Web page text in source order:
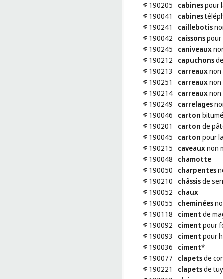
190205
cabinespour
190041
cabines
190241
caillebotis
190042
caissonspour
190245
caniveaux
190212
capuchons
190213
carreauxnon
190251
carreauxnon
190214 carreauxnon
190249
carrelages
190046
carton
190201
carton de
190045
carton pour
190215
caveauxnon
190048
chamotte
190050
charpentes
190210
châssisde
190052
chaux
190055
cheminées
190118
ciment de
190092
ciment pour
190093
ciment pour
190036
ciment*
190077
clapetsde
190221
clapetsde